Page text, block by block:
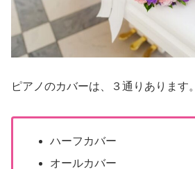
ピアノのカバーは、３通りあります。
ハーフカバー
オールカバー